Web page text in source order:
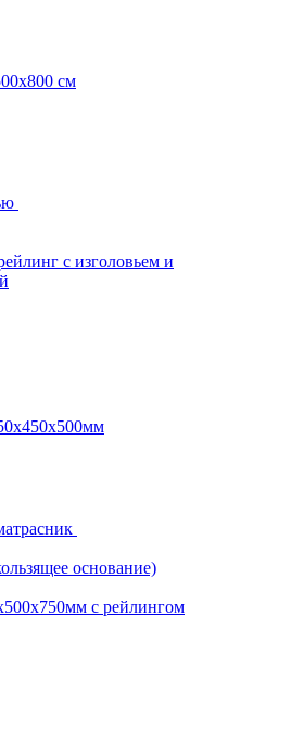
см
с изголовьем и
основание)
с рейлингом